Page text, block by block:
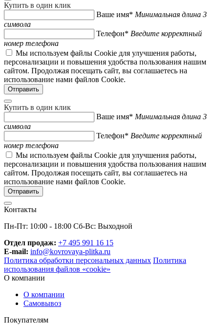
Купить в один клик
Ваше имя* Минимальная длина 3
символа
Телефон* Введите корректный
номер телефона
Мы используем файлы Cookie для улучшения работы,
персонализации и повышения удобства пользования нашим
сайтом. Продолжая посещать сайт, вы соглашаетесь на
использование нами файлов Cookie.
Купить в один клик
Ваше имя* Минимальная длина 3
символа
Телефон* Введите корректный
номер телефона
Мы используем файлы Cookie для улучшения работы,
персонализации и повышения удобства пользования нашим
сайтом. Продолжая посещать сайт, вы соглашаетесь на
использование нами файлов Cookie.
Контакты
Пн-Пт: 10:00 - 18:00 Сб-Вс: Выходной
Отдел продаж: +7 495 991 16 15
E-mail: info@kovrovaya-plitka.ru
Политика обработки персональных данных Политика
использования файлов «cookie»
О компании
О компании
Самовывоз
Покупателям